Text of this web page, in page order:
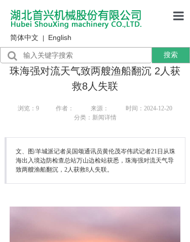
简体中文 English
行业资讯
搜索
珠海强对流天气致两艘渔船翻沉 2人获
救8人失联
浏览： 9 作者： 来源：
时间：2024-12-20
分类：新闻详情
文、图/羊城派记者吴国颂通讯员黄伦茂岑伟武记者21日从珠
海出入境边防检查总站万山边检站获悉，珠海强对流天气导
致两艘渔船翻沉，2人获救8人失联。